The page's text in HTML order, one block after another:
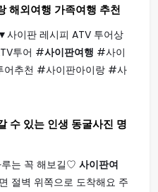
해외 여행 가족여행 추천
사이판 레시피 ATV 투어상
투어 #사이판여행 #사이
추천 #사이판아이랑 #사
수 있는 인생 동굴사진 명
는 꼭 해보길♡ 사이판여
절벽 위쪽으로 도착해요 주